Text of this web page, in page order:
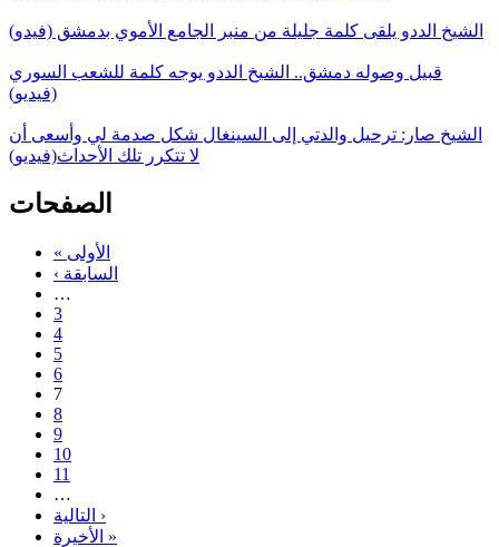
الشيخ الددو يلقى كلمة جليلة من منبر الجامع الأموي بدمشق (فيدو)
قبيل وصوله دمشق.. الشيخ الددو يوجه كلمة للشعب السوري
(فيديو)
الشيخ صار: ترحيل والدتي إلى السينغال شكل صدمة لي وأسعى أن
لا تتكرر تلك الأحداث(فيديو)
الصفحات
« الأولى
‹ السابقة
…
3
4
5
6
7
8
9
10
11
…
التالية ›
الأخيرة »